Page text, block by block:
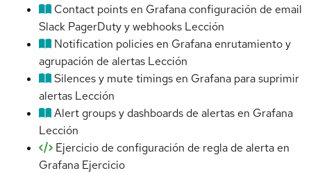
Contact points en Grafana configuración de email
Slack PagerDuty y webhooks Lección
Notification policies en Grafana enrutamiento y
agrupación de alertas Lección
Silences y mute timings en Grafana para suprimir
alertas Lección
Alert groups y dashboards de alertas en Grafana
Lección
Ejercicio de configuración de regla de alerta en
Grafana Ejercicio